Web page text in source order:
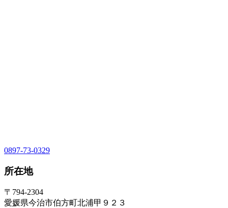
0897-73-0329
所在地
〒794-2304
愛媛県今治市伯方町北浦甲９２３